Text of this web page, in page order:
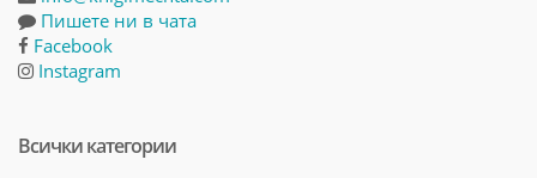
Пишете ни в чата
Facebook
Instagram
Всички категории